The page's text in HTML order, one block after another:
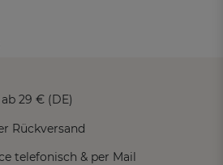
29 € (DE)
Rückversand
telefonisch & per Mail